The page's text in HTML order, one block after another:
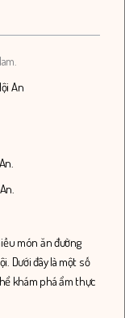
An
món ăn đường
Dưới đây là một số
khám phá ẩm thực